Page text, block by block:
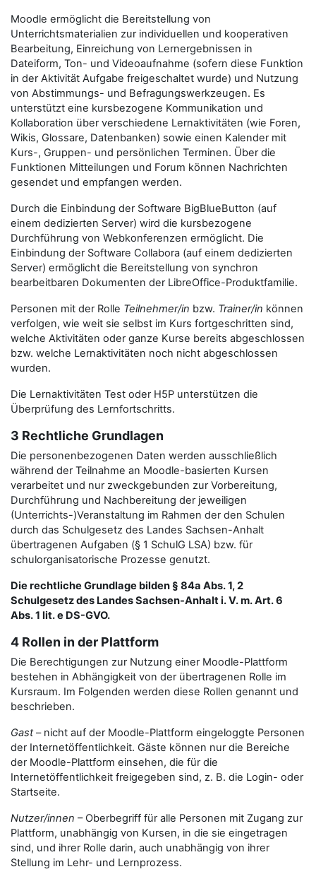
Moodle ermöglicht die Bereitstellung von
Unterrichtsmaterialien zur individuellen und kooperativen
Bearbeitung, Einreichung von Lernergebnissen in
Dateiform, Ton- und Videoaufnahme (sofern diese Funktion
in der Aktivität Aufgabe freigeschaltet wurde) und Nutzung
von Abstimmungs- und Befragungswerkzeugen. Es
unterstützt eine kursbezogene Kommunikation und
Kollaboration über verschiedene Lernaktivitäten (wie Foren,
Wikis, Glossare, Datenbanken) sowie einen Kalender mit
Kurs-, Gruppen- und persönlichen Terminen. Über die
Funktionen Mitteilungen und Forum können Nachrichten
gesendet und empfangen werden.
Durch die Einbindung der Software BigBlueButton (auf
einem dedizierten Server) wird die kursbezogene
Durchführung von Webkonferenzen ermöglicht. Die
Einbindung der Software Collabora (auf einem dedizierten
Server) ermöglicht die Bereitstellung von synchron
bearbeitbaren Dokumenten der LibreOffice-Produktfamilie.
Personen mit der Rolle Teilnehmer/in bzw. Trainer/in können
verfolgen, wie weit sie selbst im Kurs fortgeschritten sind,
welche Aktivitäten oder ganze Kurse bereits abgeschlossen
bzw. welche Lernaktivitäten noch nicht abgeschlossen
wurden.
Die Lernaktivitäten Test oder H5P unterstützen die
Überprüfung des Lernfortschritts.
3 Rechtliche Grundlagen
Die personenbezogenen Daten werden ausschließlich
während der Teilnahme an Moodle-basierten Kursen
verarbeitet und nur zweckgebunden zur Vorbereitung,
Durchführung und Nachbereitung der jeweiligen
(Unterrichts-)Veranstaltung im Rahmen der den Schulen
durch das Schulgesetz des Landes Sachsen-Anhalt
übertragenen Aufgaben (§ 1 SchulG LSA) bzw. für
schulorganisatorische Prozesse genutzt.
Die rechtliche Grundlage bilden § 84a Abs. 1, 2
Schulgesetz des Landes Sachsen-Anhalt i. V. m. Art. 6
Abs. 1 lit. e DS-GVO.
4 Rollen in der Plattform
Die Berechtigungen zur Nutzung einer Moodle-Plattform
bestehen in Abhängigkeit von der übertragenen Rolle im
Kursraum. Im Folgenden werden diese Rollen genannt und
beschrieben.
Gast– nicht auf der Moodle-Plattform eingeloggte Personen
der Internetöffentlichkeit. Gäste können nur die Bereiche
der Moodle-Plattform einsehen, die für die
Internetöffentlichkeit freigegeben sind, z. B. die Login- oder
Startseite.
Nutzer/innen – Oberbegriff für alle Personen mit Zugang zur
Plattform, unabhängig von Kursen, in die sie eingetragen
sind, und ihrer Rolle darin, auch unabhängig von ihrer
Stellung im Lehr- und Lernprozess.